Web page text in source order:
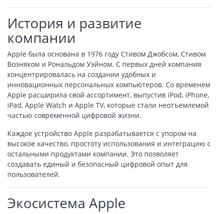
История и развитие
компании
Apple была основана в 1976 году Стивом Джобсом, Стивом
Возняком и Рональдом Уэйном. С первых дней компания
концентрировалась на создании удобных и
инновационных персональных компьютеров. Со временем
Apple расширила свой ассортимент, выпустив iPod, iPhone,
iPad, Apple Watch и Apple TV, которые стали неотъемлемой
частью современной цифровой жизни.
Каждое устройство Apple разрабатывается с упором на
высокое качество, простоту использования и интеграцию с
остальными продуктами компании. Это позволяет
создавать единый и безопасный цифровой опыт для
пользователей.
Экосистема Apple